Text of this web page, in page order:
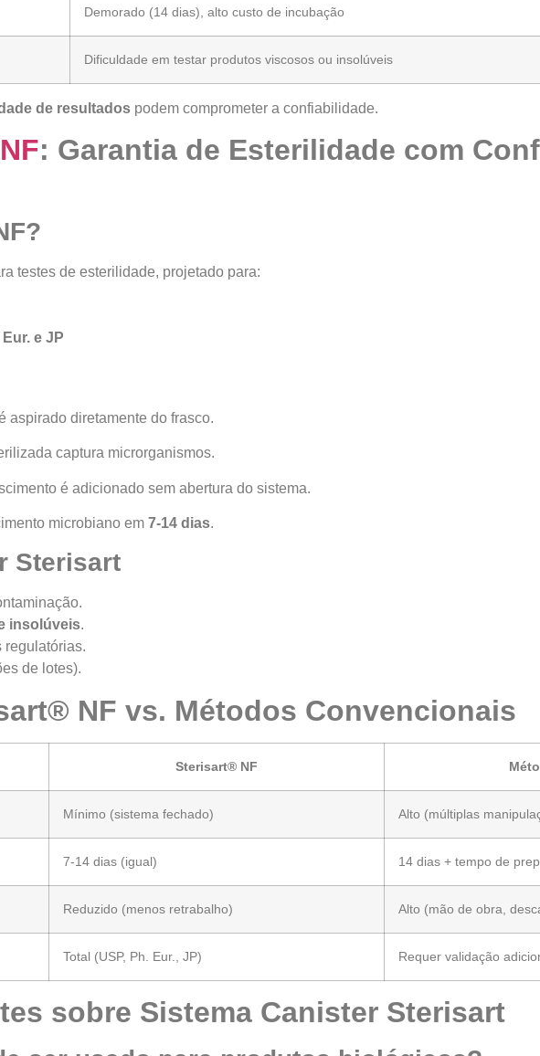
Demorado (14 dias), alto custo de incubação
Dificuldade em testar produtos viscosos ou insolúveis
de resultados podem comprometer a confiabilidade.
: Garantia de Esterilidade com
testes de esterilidade, projetado para:
e JP
aspirado diretamente do frasco.
captura microrganismos.
é adicionado sem abertura do sistema.
microbiano em 7-14 dias.
Sterisart
insolúveis.
regulatórias.
de lotes).
NF vs. Métodos Convencionais
Sterisart® NF
Mínimo (sistema fechado) Alto (múltiplas
7-14 dias (igual) 14 dias + tempo de
Reduzido (menos retrabalho) Alto (mão de obra,
Total (USP, Ph. Eur., JP) Requer validação
sobre Sistema Canister Sterisart